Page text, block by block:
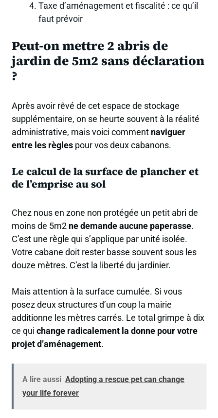
Taxe d’aménagement et fiscalité : ce qu’il
faut prévoir
Peut-on mettre 2 abris de
jardin de 5m2 sans déclaration
?
Après avoir rêvé de cet espace de stockage
supplémentaire, on se heurte souvent à la réalité
administrative, mais voici comment naviguer
entre les règles pour vos deux cabanons.
Le calcul de la surface de plancher et
de l’emprise au sol
Chez nous en zone non protégée un petit abri de
moins de 5m2 ne demande aucune paperasse.
C’est une règle qui s’applique par unité isolée.
Votre cabane doit rester basse souvent sous les
douze mètres. C’est la liberté du jardinier.
Mais attention à la surface cumulée. Si vous
posez deux structures d’un coup la mairie
additionne les mètres carrés. Le total grimpe à dix
ce qui change radicalement la donne pour votre
projet d’aménagement.
A lire aussi Adopting a rescue pet can change
your life forever